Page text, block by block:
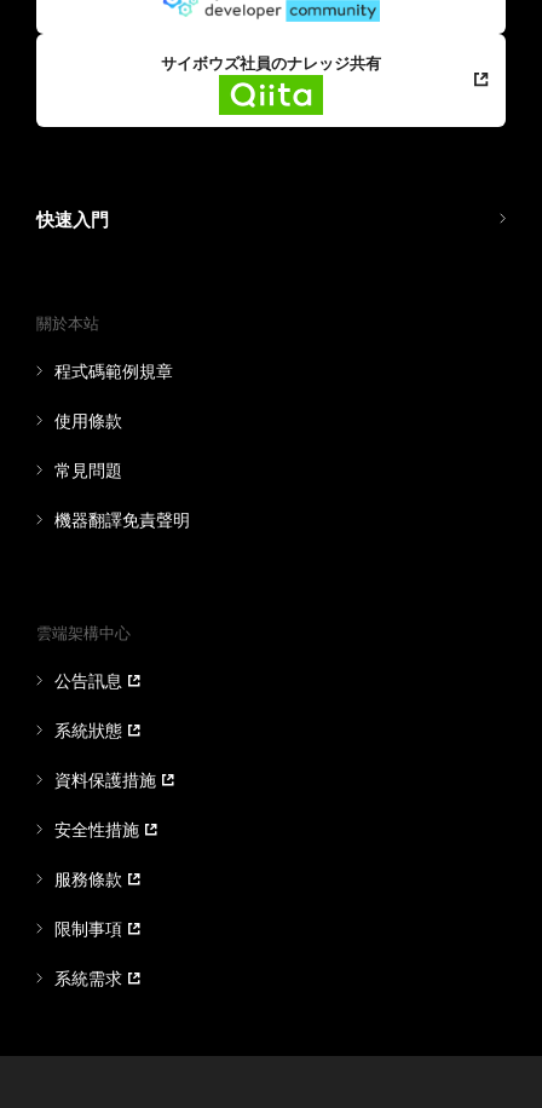
サイボウズ社員のナレッジ共有
快速入門
關於本站
程式碼範例規章
使用條款
常見問題
機器翻譯免責聲明
雲端架構中心
公告訊息
系統狀態
資料保護措施
安全性措施
服務條款
限制事項
系統需求